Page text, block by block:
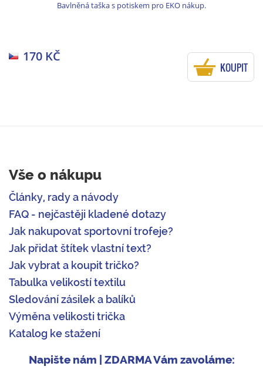
Bavlněná taška s potiskem pro EKO nákup.
170 KČ
KOUPIT
Vše o nákupu
Články, rady a návody
FAQ - nejčastěji kladené dotazy
Jak nakupovat sportovní trofeje?
Jak přidat štítek vlastní text?
Jak vybrat a koupit tričko?
Tabulka velikostí textilu
Sledování zásilek a balíků
Výměna velikosti trička
Katalog ke stažení
Napište nám | ZDARMA Vám zavoláme: